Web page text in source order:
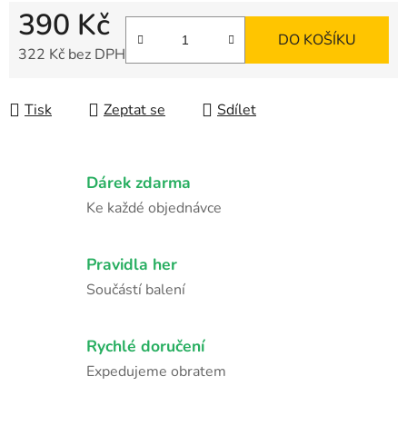
390 Kč
322 Kč bez DPH
DO KOŠÍKU
Tisk Zeptat se Sdílet
Dárek zdarma
Ke každé objednávce
Pravidla her
Součástí balení
Rychlé doručení
Expedujeme obratem